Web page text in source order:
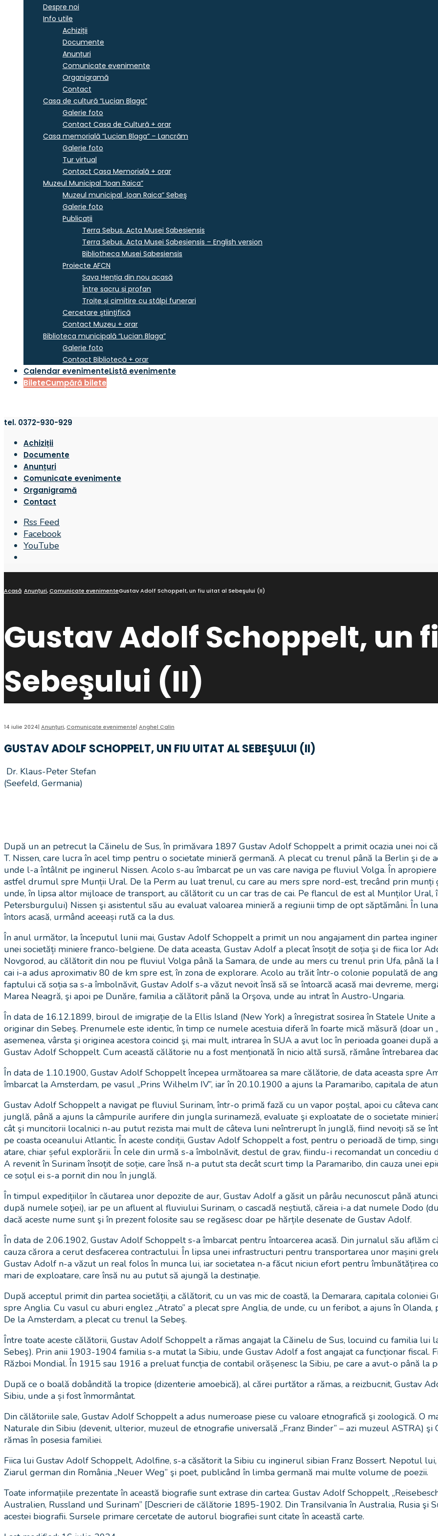
Despre noi
Info utile
Achiziții
Documente
Anunțuri
Comunicate evenimente
Organigramă
Contact
Casa de cultură “Lucian Blaga”
Galerie foto
Contact Casa de Cultură + orar
Casa memorială “Lucian Blaga” – Lancrăm
Galerie foto
Tur virtual
Contact Casa Memorială + orar
Muzeul Municipal “Ioan Raica”
Muzeul municipal „Ioan Raica” Sebeş
Galerie foto
Publicații
Terra Sebus. Acta Musei Sabesiensis
Terra Sebus. Acta Musei Sabesiensis – English version
Bibliotheca Musei Sabesiensis
Proiecte AFCN
Sava Henția din nou acasă
Între sacru și profan
Troițe și cimitire cu stâlpi funerari
Cercetare ştiinţifică
Contact Muzeu + orar
Biblioteca municipală “Lucian Blaga”
Galerie foto
Contact Bibliotecă + orar
Calendar evenimenteListă evenimente
BileteCumpără bilete
tel. 0372-930-929
Achiziții
Documente
Anunțuri
Comunicate evenimente
Organigramă
Contact
Rss Feed
Facebook
YouTube
Search
Acasă Anunțuri,Comunicate evenimenteGustav Adolf Schoppelt, un fiu uitat al Sebeşului (II)
Gustav Adolf Schoppelt, un
Sebeşului (II)
14 iulie 2024| Anunțuri,Comunicate evenimente| Anghel Calin
GUSTAV ADOLF SCHOPPELT, UN FIU UITAT AL SEBEŞULUI (II)
Dr. Klaus-Peter Stefan
(Seefeld, Germania)
După un an petrecut la Căinelu de Sus, în primăvara 1897 Gustav Adolf Schoppelt a primit ocazia unei noi
T. Nissen, care lucra în acel timp pentru o societate minieră germană. A plecat cu trenul până la Berlin şi de
unde l-a întâlnit pe inginerul Nissen. Acolo s-au îmbarcat pe un vas care naviga pe fluviul Volga. În
astfel drumul spre Munții Ural. De la Perm au luat trenul, cu care au mers spre nord-est, trecând prin munți
unde, în lipsa altor mijloace de transport, au călătorit cu un car tras de cai. Pe flancul de est al Munților Ural,
Petersburgului) Nissen şi asistentul său au evaluat valoarea minieră a regiunii timp de opt săptămâni. În
întors acasă, urmând aceeași rută ca la dus.
În anul următor, la începutul lunii mai, Gustav Adolf Schoppelt a primit un nou angajament din partea
unei societăți miniere franco-belgiene. De data aceasta, Gustav Adolf a plecat însoțit de soția şi de fiica lor
Novgorod, au călătorit din nou pe fluviul Volga până la Samara, de unde au mers cu trenul prin Ufa, până la
cai i-a adus aproximativ 80 de km spre est, în zona de explorare. Acolo au trăit într-o colonie populată de
faptului că soția sa s-a îmbolnăvit, Gustav Adolf s-a văzut nevoit însă să se întoarcă acasă mai devreme,
Marea Neagră, şi apoi pe Dunăre, familia a călătorit până la Orşova, unde au intrat în Austro-Ungaria.
În data de 16.12.1899, biroul de imigrație de la Ellis Island (New York) a înregistrat sosirea în Statele Unite
originar din Sebeş. Prenumele este identic, în timp ce numele acestuia diferă în foarte mică măsură (doar un
asemenea, vârsta şi originea acestora coincid şi, mai mult, intrarea în SUA a avut loc în perioada goanei
Gustav Adolf Schoppelt. Cum această călătorie nu a fost menționată în nicio altă sursă, rămâne întrebarea
În data de 1.10.1900, Gustav Adolf Schoppelt începea următoarea sa mare călătorie, de data aceasta spre
îmbarcat la Amsterdam, pe vasul „Prins Wilhelm IV”, iar în 20.10.1900 a ajuns la Paramaribo, capitala de
Gustav Adolf Schoppelt a navigat pe fluviul Surinam, într-o primă fază cu un vapor poștal, apoi cu câteva
junglă, până a ajuns la câmpurile aurifere din jungla surinameză, evaluate şi exploatate de o societate
cât şi muncitorii localnici n-au putut rezista mai mult de câteva luni neîntrerupt în junglă, fiind nevoiți să se
pe coasta oceanului Atlantic. În aceste condiții, Gustav Adolf Schoppelt a fost, pentru o perioadă de timp,
atare, chiar șeful explorării. În cele din urmă s-a îmbolnăvit, destul de grav, fiindu-i recomandat un concediu
A revenit în Surinam însoțit de soție, care însă n-a putut sta decât scurt timp la Paramaribo, din cauza unei
ce soțul ei s-a pornit din nou în junglă.
În timpul expedițiilor în căutarea unor depozite de aur, Gustav Adolf a găsit un pârâu necunoscut până
după numele soţiei), iar pe un afluent al fluviului Surinam, o cascadă neștiută, căreia i-a dat numele Dodo
dacă aceste nume sunt şi în prezent folosite sau se regăsesc doar pe hărțile desenate de Gustav Adolf.
În data de 2.06.1902, Gustav Adolf Schoppelt s-a îmbarcat pentru întoarcerea acasă. Din jurnalul său aflăm
cauza cărora a cerut desfacerea contractului. În lipsa unei infrastructuri pentru transportarea unor mașini
Gustav Adolf n-a văzut un real folos în munca lui, iar societatea n-a făcut niciun efort pentru îmbunătățirea
mari de exploatare, care însă nu au putut să ajungă la destinație.
După acceptul primit din partea societății, a călătorit, cu un vas mic de coastă, la Demarara, capitala coloniei
spre Anglia. Cu vasul cu aburi englez „Atrato” a plecat spre Anglia, de unde, cu un feribot, a ajuns în
De la Amsterdam, a plecat cu trenul la Sebeş.
Între toate aceste călătorii, Gustav Adolf Schoppelt a rămas angajat la Căinelu de Sus, locuind cu familia
Sebeş). Prin anii 1903-1904 familia s-a mutat la Sibiu, unde Gustav Adolf a fost angajat ca funcționar
Război Mondial. În 1915 sau 1916 a preluat funcția de contabil orășenesc la Sibiu, pe care a avut-o până la
După ce o boală dobândită la tropice (dizenterie amoebică), al cărei purtător a rămas, a reizbucnit, Gustav
Sibiu, unde a și fost înmormântat.
Din călătoriile sale, Gustav Adolf Schoppelt a adus numeroase piese cu valoare etnografică şi zoologică. O
Naturale din Sibiu (devenit, ulterior, muzeul de etnografie universală „Franz Binder” – azi muzeul ASTRA) şi
rămas în posesia familiei.
Fiica lui Gustav Adolf Schoppelt, Adolfine, s-a căsătorit la Sibiu cu inginerul sibian Franz Bossert. Nepotul
Ziarul german din România „Neuer Weg” şi poet, publicând în limba germană mai multe volume de poezii.
Toate informațiile prezentate în această biografie sunt extrase din cartea: Gustav Adolf Schoppelt,
Australien, Russland und Surinam” [Descrieri de călătorie 1895-1902. Din Transilvania în Australia, Rusia şi
acestei biografii. Sursele primare cercetate de autorul biografiei sunt citate în această carte.